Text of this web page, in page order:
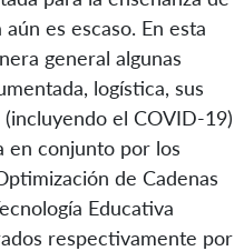
es escaso. En esta
general algunas
logística, sus
el COVID-19)
en conjunto por los
de Cadenas
Educativa
respectivamente por